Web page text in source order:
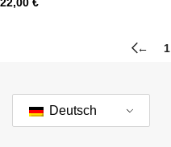
← 1
Deutsch